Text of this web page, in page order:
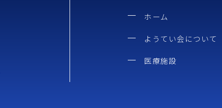
ホーム
ようてい会について
医療施設